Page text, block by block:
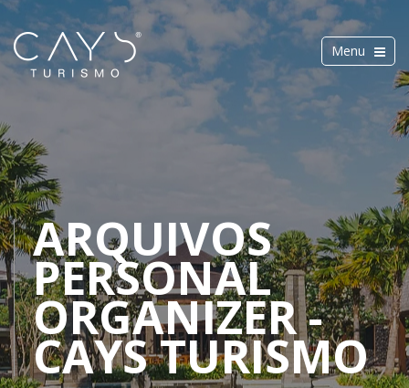
Toggle
navigation
Menu
ARQUIVOS
PERSONAL
ORGANIZER -
CAYS TURISMO